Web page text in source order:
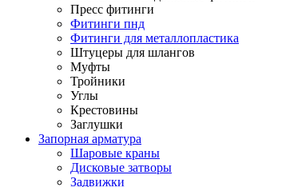
Пресс фитинги
Фитинги пнд
Фитинги для металлопластика
Штуцеры для шлангов
Муфты
Тройники
Углы
Крестовины
Заглушки
Запорная арматура
Шаровые краны
Дисковые затворы
Задвижки